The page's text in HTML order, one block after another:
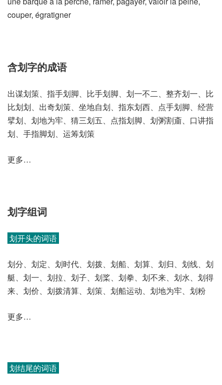
couper, égratigner
含划字的成语
出谋划策、指手划脚、比手划脚、划一不二、整齐划一、比
比划划、出奇划策、坐地自划、指东划西、点手划脚、经营
擘划、划地为牢、猜三划五、点指划脚、划粥割齑、口讲指
划、手指脚划、运筹划策
更多…
划字组词
划开头的词语
划分、划定、划时代、划拨、划船、划算、划归、划线、划
艇、划一、划拉、划子、划桨、划拳、划不来、划水、划得
来、划价、划拨清算、划策、划船运动、划地为牢、划粉
更多…
划结尾的词语